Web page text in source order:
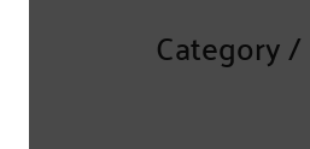
Category /